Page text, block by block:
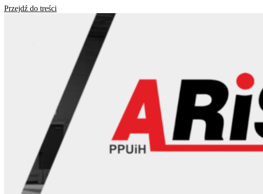
Przejdź do treści